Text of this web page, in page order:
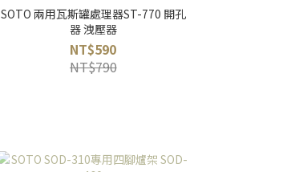
SOTO 兩用瓦斯罐處理器ST-770 開孔
器 洩壓器
NT$590
NT$790